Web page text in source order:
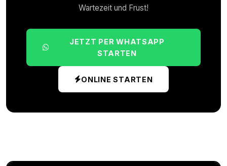
Wartezeit und Frust!
JETZT PER WHATSAPP
STARTEN
ONLINE STARTEN